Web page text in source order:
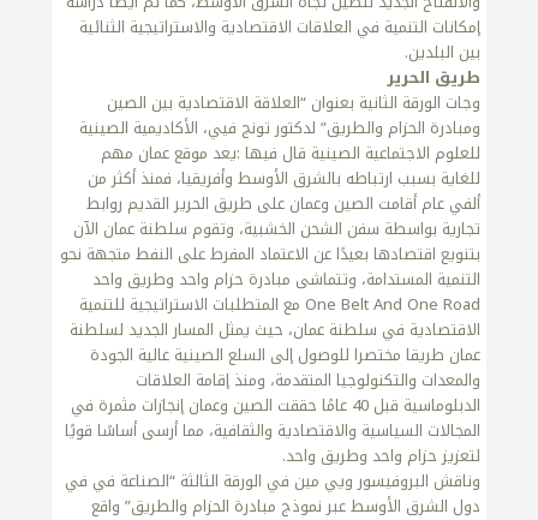
إمكانات التنمية في العلاقات الاقتصادية والاستراتيجية الثنائية
بين البلدين.
طريق الحرير
وجات الورقة الثانية بعنوان “العلاقة الاقتصادية بين الصين
ومبادرة الحزام والطريق” لدكتور تونج فيي، الأكاديمية الصينية
للعلوم الاجتماعية الصينية قال فيها :يعد موقع عمان مهم
للغاية بسبب ارتباطه بالشرق الأوسط وأفريقيا، فمنذ أكثر من
ألفي عام أقامت الصين وعمان على طريق الحرير القديم روابط
تجارية بواسطة سفن الشحن الخشبية، وتقوم سلطنة عمان الآن
بتنويع اقتصادها بعيدًا عن الاعتماد المفرط على النفط متجهة نحو
التنمية المستدامة، وتتماشى مبادرة حزام واحد وطريق واحد
One Belt And One Road مع المتطلبات الاستراتيجية للتنمية
الاقتصادية في سلطنة عمان، حيث يمثل المسار الجديد لسلطنة
عمان طريقا مختصرا للوصول إلى السلع الصينية عالية الجودة
والمعدات والتكنولوجيا المتقدمة، ومنذ إقامة العلاقات
الدبلوماسية قبل 40 عامًا حققت الصين وعمان إنجازات مثمرة في
المجالات السياسية والاقتصادية والثقافية، مما أرسى أساسًا قويًا
لتعزيز حزام واحد وطريق واحد.
وناقش البروفيسور ويي مين في الورقة الثالثة “الصناعة في في
دول الشرق الأوسط عبر نموذج مبادرة الحزام والطريق” واقع